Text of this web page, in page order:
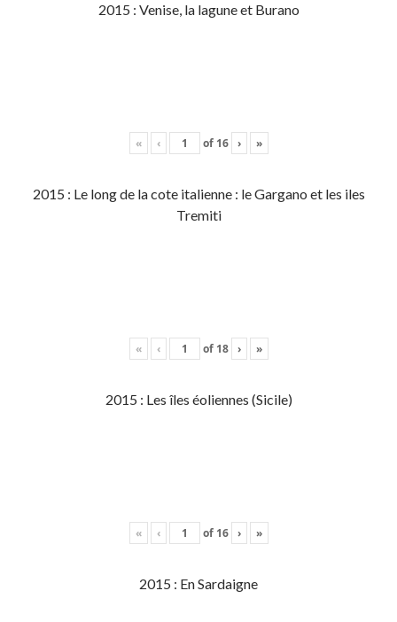
2015 : Venise, la lagune et Burano
« ‹ of 16 › »
2015 : Le long de la cote italienne : le Gargano et les iles
Tremiti
« ‹ of 18 › »
2015 : Les îles éoliennes (Sicile)
« ‹ of 16 › »
2015 : En Sardaigne